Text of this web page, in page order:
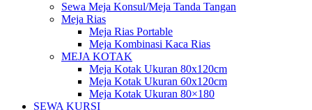
Sewa Meja Konsul/Meja Tanda Tangan
Meja Rias
Meja Rias Portable
Meja Kombinasi Kaca Rias
MEJA KOTAK
Meja Kotak Ukuran 80x120cm
Meja Kotak Ukuran 60x120cm
Meja Kotak Ukuran 80×180
SEWA KURSI